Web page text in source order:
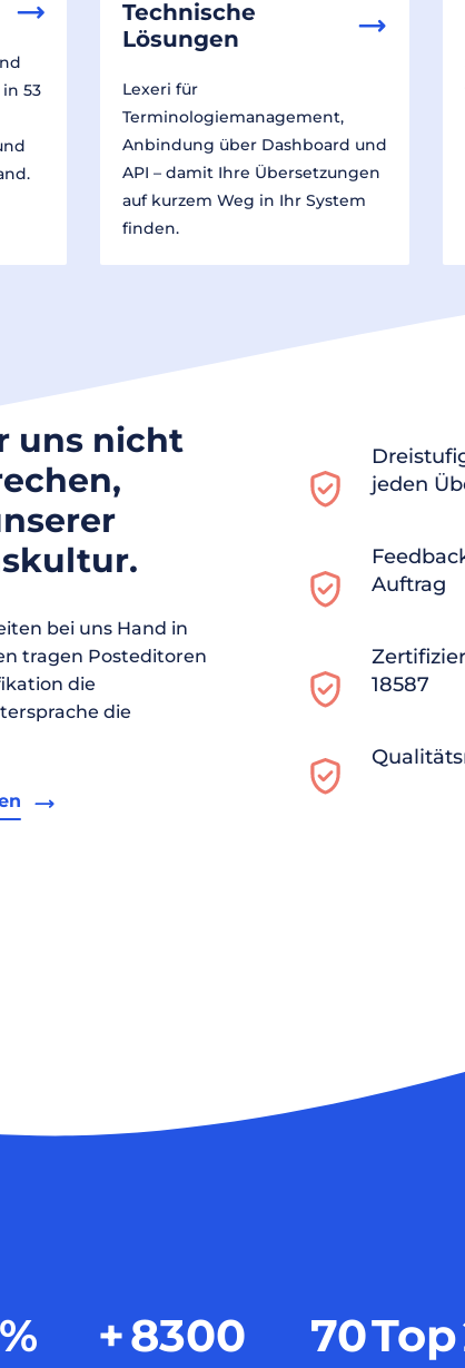
53
Technische
Lösungen
Lexeri für
Terminologiemanagement,
Anbindung über Dashboard und
API – damit Ihre Übersetzungen
auf kurzem Weg in Ihr System
finden.
uns nicht
bei uns Hand in
tragen Posteditoren
die
die
jeden
Auftrag
18587
% +8300 70Top